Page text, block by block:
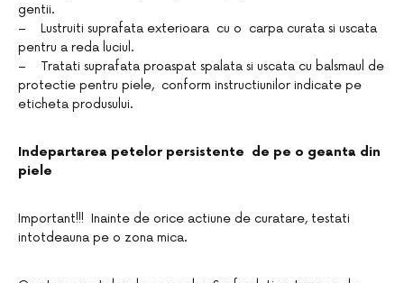
gentii.
– Lustruiti suprafata exterioara cu o carpa curata si uscata
pentru a reda luciul.
– Tratati suprafata proaspat spalata si uscata cu balsmaul de
protectie pentru piele, conform instructiunilor indicate pe
eticheta produsului.
Indepartarea petelor persistente de pe o geanta din
piele
Important!!! Inainte de orice actiune de curatare, testati
intotdeauna pe o zona mica.